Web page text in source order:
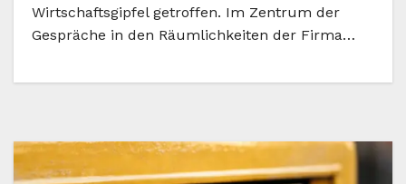
Wirtschaftsgipfel getroffen. Im Zentrum der
Gespräche in den Räumlichkeiten der Firma…